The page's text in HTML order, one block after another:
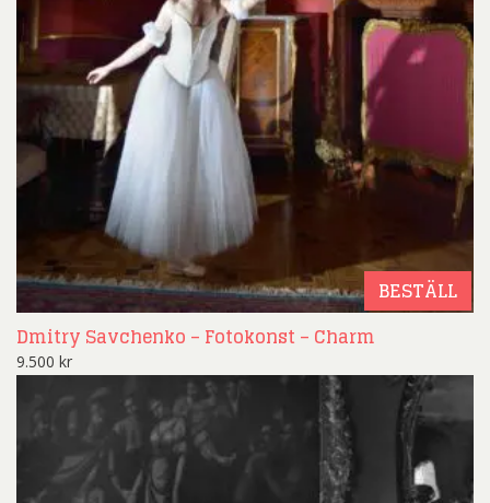
BESTÄLL
Dmitry Savchenko – Fotokonst – Charm
9.500 kr